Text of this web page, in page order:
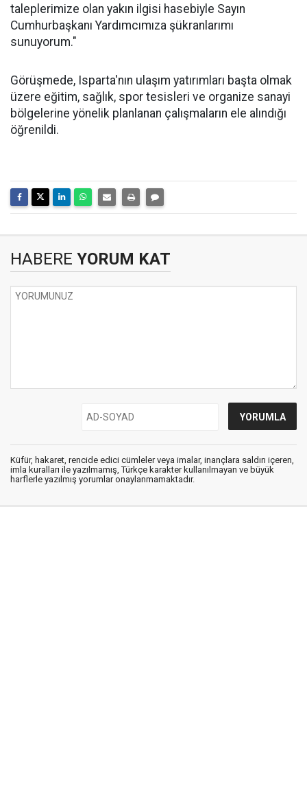
taleplerimize olan yakın ilgisi hasebiyle Sayın
Cumhurbaşkanı Yardımcımıza şükranlarımı
sunuyorum."
Görüşmede, Isparta'nın ulaşım yatırımları başta olmak
üzere eğitim, sağlık, spor tesisleri ve organize sanayi
bölgelerine yönelik planlanan çalışmaların ele alındığı
öğrenildi.
HABERE YORUM KAT
Küfür, hakaret, rencide edici cümleler veya imalar, inançlara saldırı içeren,
imla kuralları ile yazılmamış, Türkçe karakter kullanılmayan ve büyük
harflerle yazılmış yorumlar onaylanmamaktadır.